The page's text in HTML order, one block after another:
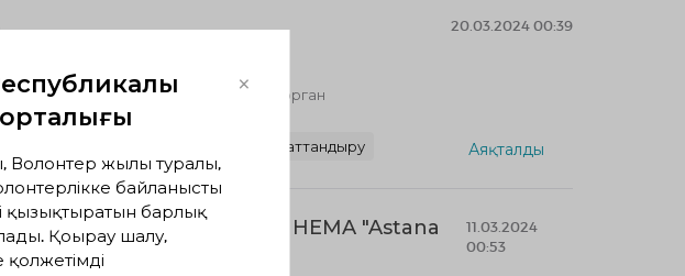
Patrol области Жетісу город Талдыкорган
Қоғамдық орындарды абаттандыру
20.03.2024 00:39
Аяқталды
фехтованию HEMA "Astana
11.03.2024
00:53
орталығы
×
Волонтер жылы туралы,
байланысты
қызықтыратын барлық
Қоңырау шалу,